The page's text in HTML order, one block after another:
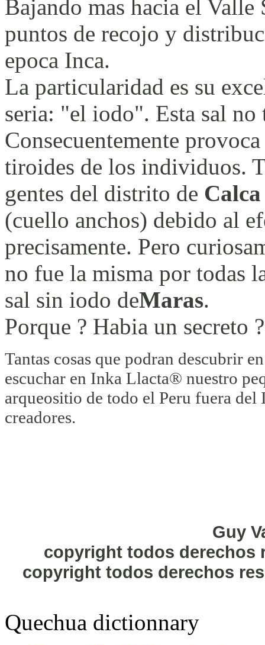
Bajando mas hacia el Valle
puntos de recojo y
epoca Inca.
La particularidad es su
seria: "el iodo". Esta sal no
Consecuentemente
tiroides de los individuos.
gentes del distrito de Calca
(cuello anchos) debido al
precisamente. Pero
no fue la misma por todas
sal sin iodo deMaras.
Porque ? Habia un secreto ?
Tantas cosas que podran descubrir
escuchar en Inka Llacta® nuestro
arqueositio de todo el Peru fuera
creadores.
Guy
copyright todos derechos
copyright todos derechos
Quechua dictionnary